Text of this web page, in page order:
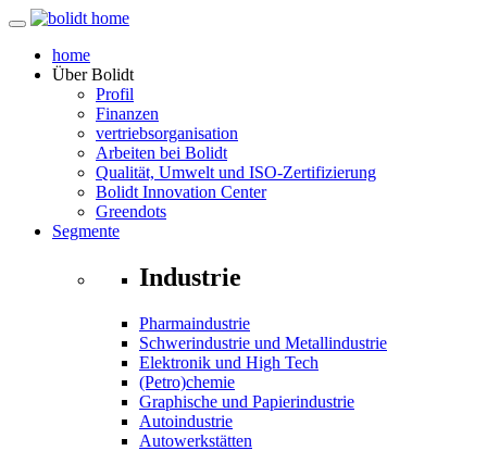
home
ÜberBolidt
Profil
Finanzen
vertriebsorganisation
Arbeiten bei Bolidt
Qualität, Umwelt und ISO-Zertifizierung
Bolidt Innovation Center
Greendots
Segmente
Industrie
Pharmaindustrie
Schwerindustrie und Metallindustrie
Elektronik und High Tech
(Petro)chemie
Graphische und Papierindustrie
Autoindustrie
Autowerkstätten